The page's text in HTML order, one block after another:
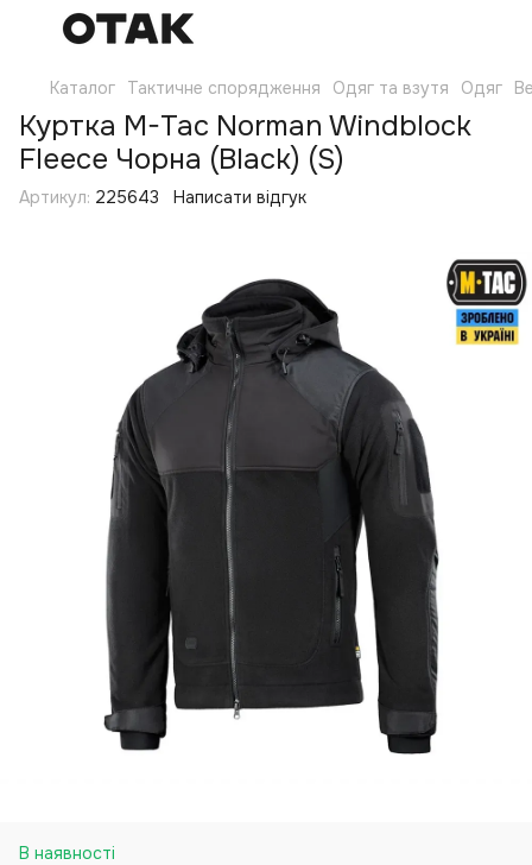
Каталог Тактичне спорядження Одяг та взутя Одяг
Куртка M-Tac Norman Windblock
Fleece Чорна (Black) (S)
Артикул: 225643 Написати відгук
В наявності